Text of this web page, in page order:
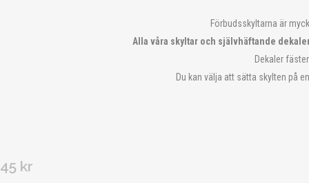
Förbudsskyltarna är
Alla våra skyltar och självhäftande
Dekaler
Du kan välja att sätta skylten på
45 kr